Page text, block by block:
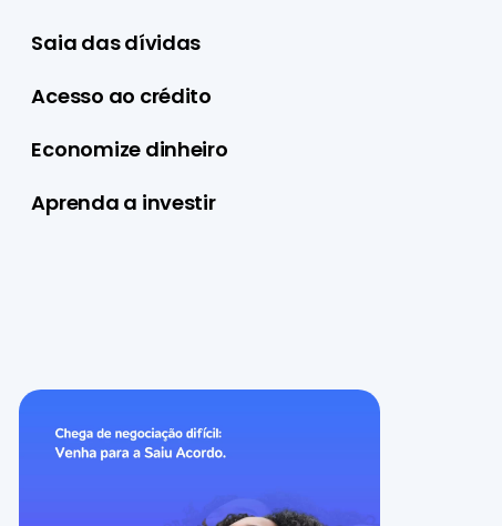
Saia das dívidas
Acesso ao crédito
Economize dinheiro
Aprenda a investir